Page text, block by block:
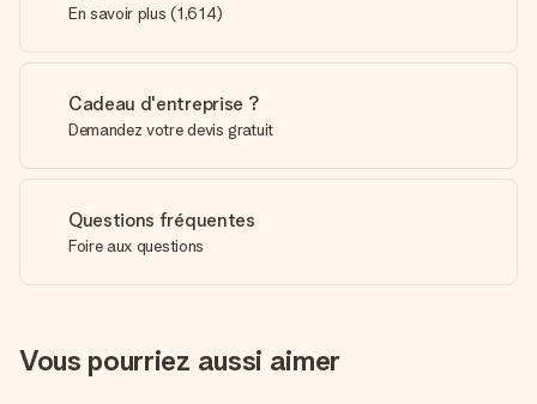
En savoir plus (1,614)
Cadeau d'entreprise ?
Demandez votre devis gratuit
Questions fréquentes
Foire aux questions
Vous pourriez aussi aimer